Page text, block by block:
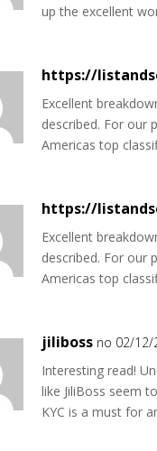
up the excellent
https://
Excellent
described. For our
Americas top
https://
Excellent
described. For our
Americas top
jiliboss no 02/12/
Interesting read!
like JiliBoss seem
KYC is a must for